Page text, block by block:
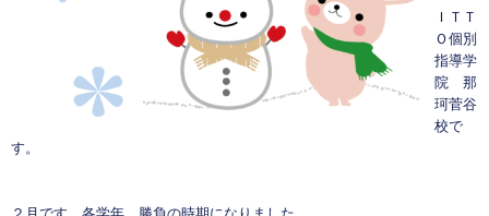
ＩＴＴ
Ｏ個別
指導学
院 那
珂菅谷
校で
す。